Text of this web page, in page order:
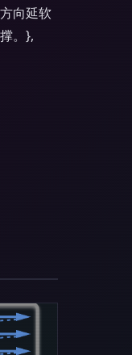
向延软
。},